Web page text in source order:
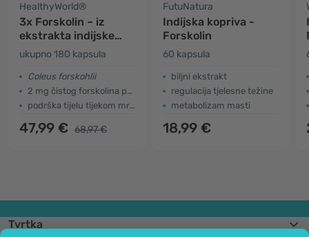
HealthyWorld®
3x Forskolin – iz
ekstrakta indijske
koprive 20 mg
ukupno 180 kapsula
Coleus forskohlii
2 mg čistog forskolina po kapsuli
podrška tijelu tijekom mršavljenja
47,99 € 68,97 €
FutuNatura
Indijska kopriva -
Forskolin
60 kapsula
biljni ekstrakt
regulacija tjelesne težine
metabolizam masti
18,99 €
Tvrtka